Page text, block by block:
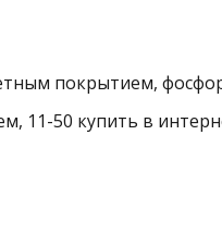
покрытием,
11-50 купить в